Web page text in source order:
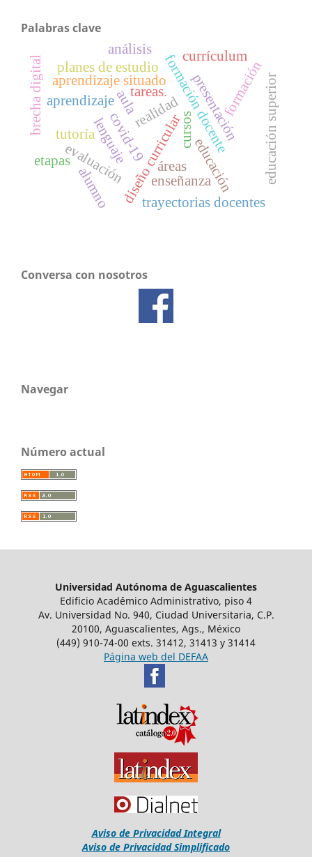
Palabras clave
lenguaje
aula formación docente
diseño curricular
tutoría
trayectorias docentes
aprendizaje situado
educación
realidad
planes de estudio
presentación
evaluación enseñanza
aprendizaje formación
áreas
etapas
currículum
educación superior
covid-19
brecha digital
alumno
análisis
tareas.
cursos
Conversa con nosotros
Navegar
Número actual
Universidad Autónoma de Aguascalientes
Edificio Acad´émico Administrativo, piso 4
Av. Universidad No. 940, Ciudad Universitaria, C.P.
20100, Aguascalientes, Ags., México
(449) 910-74-00 exts. 31412, 31413 y 31414
Página web del DEFAA
Aviso de Privacidad Integral
Aviso de Privacidad Simplificado